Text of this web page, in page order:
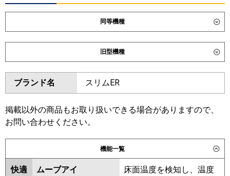
同等機種
ダイキン SZRH80CNVD SZRH80CVD
SZRHU80CVD
東芝
GCSB08013JXU
GCSB08013JMUB
三菱電機 PCZX-ERMP80SKL6 PCZX-
ERMP80SK6
日立 RPC-GP80RSHPJ11
三菱重工
旧型機種
ダイキン SZRH80BYVD SZRH80BYNVD
SZRHU80BYVD
SZRH80BJNVD SZRU80BJVD
SZRU80BJNVD SZRHU80BJVD
SZRH80BFVD
SZRHU80BFVD
SZRH80BCVD SZRH80BCNVD
SZRU80BCNVD SZRU80BCVD
ブランド名 スリムER
掲載以外の商品もお取り扱いできる場合がありますので、
お問い合わせください。
機能一覧
快適
ムーブアイ
床面温度を検知し、温度